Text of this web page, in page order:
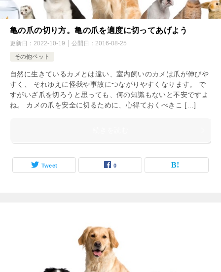
亀の爪の切り方。亀の爪を適度に切ってあげよう
更新日： 2022-10-19 公開日： 2016-08-25
その他ペット
自然に生きているカメとは違い、室内飼いのカメは爪が伸びや
すく、 それゆえに怪我や事故につながりやすくなります。 で
すがいざ爪を切ろうと思っても、何の知識もないと不安ですよ
ね。 カメの爪を安全に切るために、心得ておくべきこ […]
Tweet 0